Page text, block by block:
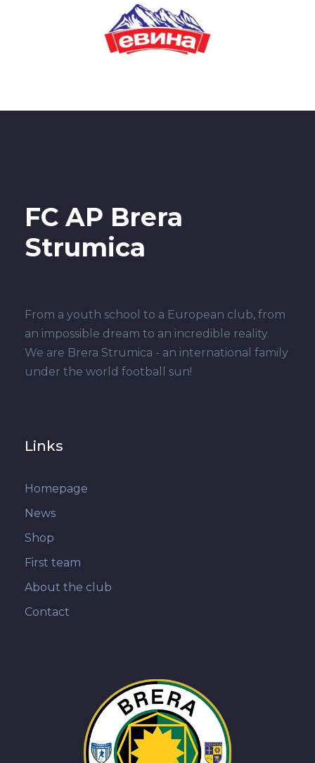
FC AP Brera
Strumica
From a youth school to a European club, from
an impossible dream to an incredible reality.
We are Brera Strumica - an international family
under the world football sun!
Links
Homepage
News
Shop
First team
About the club
Contact